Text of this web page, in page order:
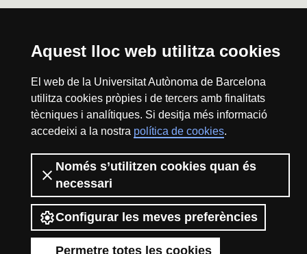
Aquest lloc web utilitza cookies
El web de la Universitat Autònoma de Barcelona
utilitza cookies pròpies i de tercers amb finalitats
tècniques i analítiques. Si desitja més informació
accedeixi a la nostra política de cookies.
Només s’utilitzen cookies quan és
necessari
Configurar les meves preferències
Permetre totes les cookies